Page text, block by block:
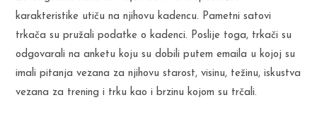
karakteristike utiču na njihovu kadencu. Pametni satovi
trkača su pružali podatke o kadenci. Poslije toga, trkači su
odgovarali na anketu koju su dobili putem emaila u kojoj su
imali pitanja vezana za njihovu starost, visinu, težinu, iskustva
vezana za trening i trku kao i brzinu kojom su trčali.